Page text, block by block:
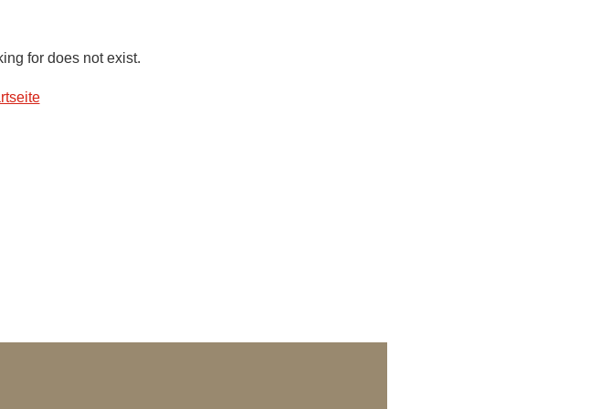
for does not exist.